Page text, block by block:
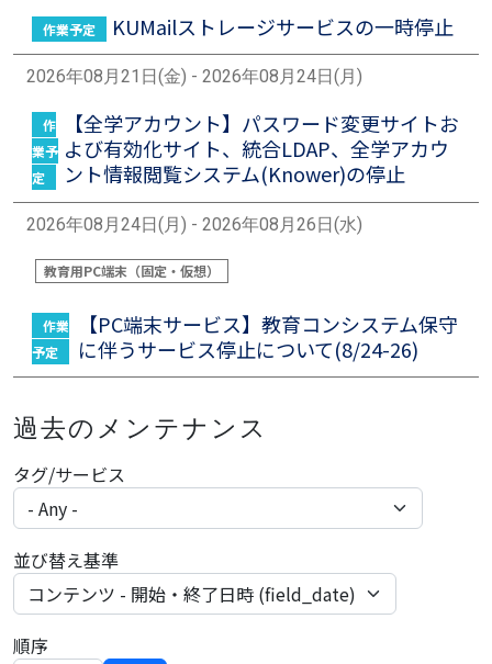
作業予定 KUMailストレージサービスの一時停止
2026年08月21日(金) - 2026年08月24日(月)
作
業予
定
【全学アカウント】パスワード変更サイトお
よび有効化サイト、統合LDAP、全学アカウ
ント情報閲覧システム(Knower)の停止
2026年08月24日(月) - 2026年08月26日(水)
教育用PC端末（固定・仮想）
作業
予定
【PC端末サービス】教育コンシステム保守
に伴うサービス停止について(8/24-26)
過去のメンテナンス
タグ/サービス
並び替え基準
順序